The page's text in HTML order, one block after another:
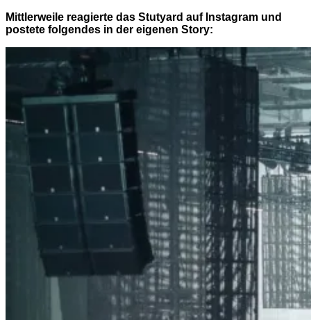
Mittlerweile reagierte das Stutyard auf Instagram und
postete folgendes in der eigenen Story: